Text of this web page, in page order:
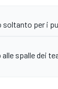
soltanto per i
alle spalle dei